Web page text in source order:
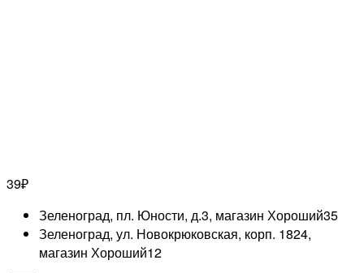
39₽
Зеленоград, пл. Юности, д.3, магазин Хороший35
Зеленоград, ул. Новокрюковская, корп. 1824,
магазин Хороший12